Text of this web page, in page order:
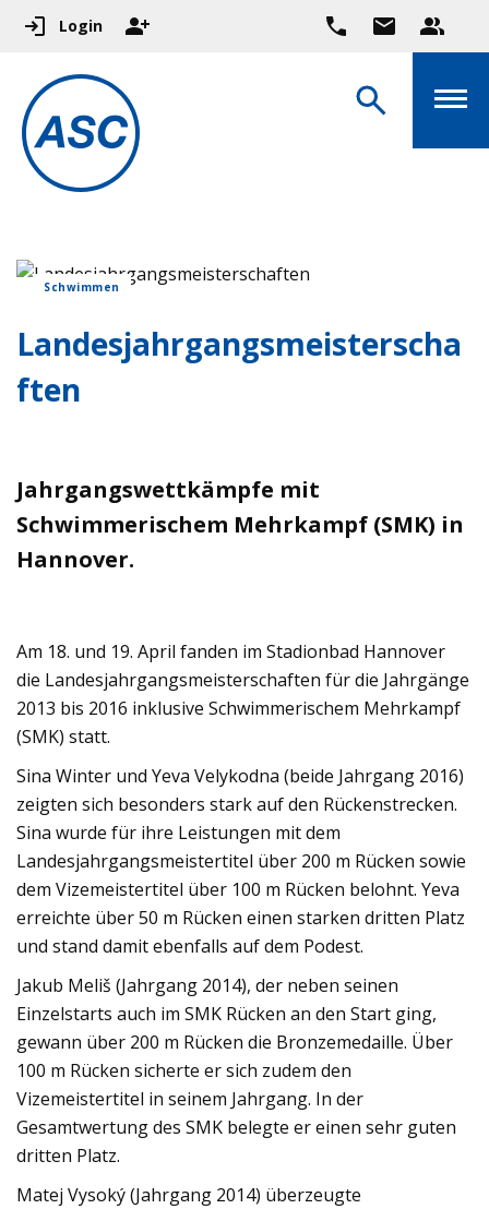
Login
Schwimmen
Landesjahrgangsmeisterscha
ften
Jahrgangswettkämpfe mit
Schwimmerischem Mehrkampf (SMK) in
Hannover.
Am 18. und 19. April fanden im Stadionbad Hannover
die Landesjahrgangsmeisterschaften für die Jahrgänge
2013 bis 2016 inklusive Schwimmerischem Mehrkampf
(SMK) statt.
Sina Winter und Yeva Velykodna (beide Jahrgang 2016)
zeigten sich besonders stark auf den Rückenstrecken.
Sina wurde für ihre Leistungen mit dem
Landesjahrgangsmeistertitel über 200 m Rücken sowie
dem Vizemeistertitel über 100 m Rücken belohnt. Yeva
erreichte über 50 m Rücken einen starken dritten Platz
und stand damit ebenfalls auf dem Podest.
Jakub Meliš (Jahrgang 2014), der neben seinen
Einzelstarts auch im SMK Rücken an den Start ging,
gewann über 200 m Rücken die Bronzemedaille. Über
100 m Rücken sicherte er sich zudem den
Vizemeistertitel in seinem Jahrgang. In der
Gesamtwertung des SMK belegte er einen sehr guten
dritten Platz.
Matej Vysoký (Jahrgang 2014) überzeugte